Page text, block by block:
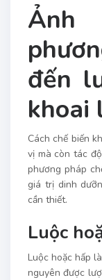
đến
khoai
Cách chế biến
vị mà còn tác
phương pháp
giá trị dinh
cần thiết.
Luộc
Luộc hoặc hấp
nguyên được